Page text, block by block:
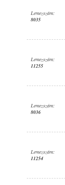
Lemezszám:
8035
Lemezszám:
11255
Lemezszám:
8036
Lemezszám:
11254